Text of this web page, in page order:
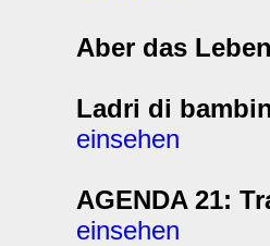
Aber das
Ladri di
einsehen
AGENDA 21:
einsehen